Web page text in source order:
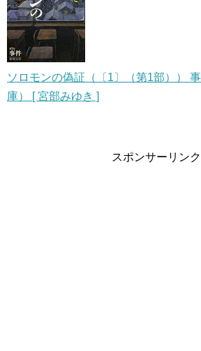
ソロモンの偽証（〔1〕（第1部））
庫） [ 宮部みゆき ]
スポンサーリンク